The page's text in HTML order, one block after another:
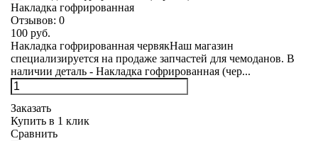
Накладка гофрированная
Отзывов: 0
100 руб.
Накладка гофрированная червякНаш магазин
специализируется на продаже запчастей для чемоданов. В
наличии деталь - Накладка гофрированная (чер...
Заказать
Купить в 1 клик
Сравнить